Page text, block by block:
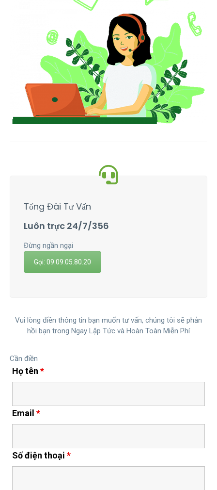
Tổng Đài Tư Vấn
Luôn trực 24/7/356
Đừng ngần ngại
Gọi: 09.09.05.80.20
Vui lòng điền thông tin bạn muốn tư vấn, chúng tôi sẽ phản
hồi bạn trong Ngay Lập Tức và Hoàn Toàn Miễn Phí
Cần điền
Họ tên *
Email *
Số điện thoại *